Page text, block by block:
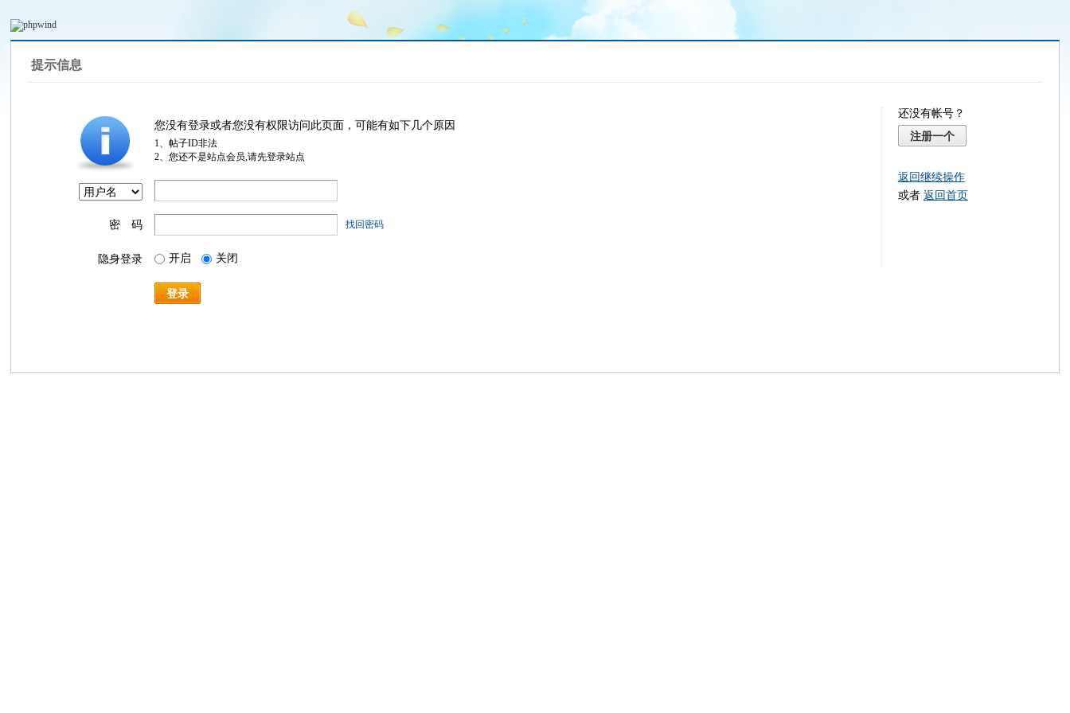
提示信息
您没有登录或者您没有权限访问此页面，可能有如下几个原因
1、帖子ID非法
2、您还不是站点会员,请先登录站点
密 码 找回密码
隐身登录 开启 关闭
登录
还没有帐号？
注册一个
返回继续操作
或者 返回首页